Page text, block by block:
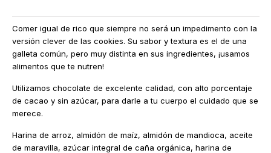
Comer igual de rico que siempre no será un impedimento con la
versión clever de las cookies. Su sabor y textura es el de una
galleta común, pero muy distinta en sus ingredientes, ¡usamos
alimentos que te nutren!
Utilizamos chocolate de excelente calidad, con alto porcentaje
de cacao y sin azúcar, para darle a tu cuerpo el cuidado que se
merece.
Harina de arroz, almidón de maíz, almidón de mandioca, aceite
de maravilla, azúcar integral de caña orgánica, harina de